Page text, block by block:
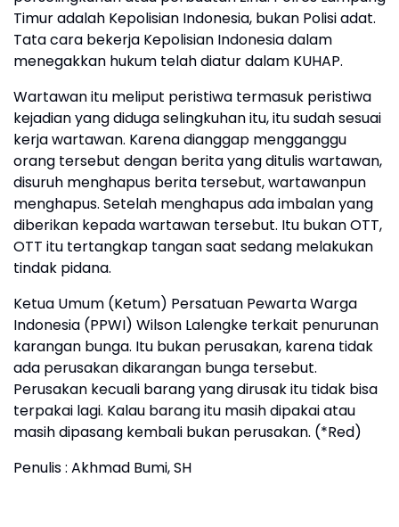
Timur adalah Kepolisian Indonesia, bukan Polisi adat.
Tata cara bekerja Kepolisian Indonesia dalam
menegakkan hukum telah diatur dalam KUHAP.
Wartawan itu meliput peristiwa termasuk peristiwa
kejadian yang diduga selingkuhan itu, itu sudah sesuai
kerja wartawan. Karena dianggap mengganggu
orang tersebut dengan berita yang ditulis wartawan,
disuruh menghapus berita tersebut, wartawanpun
menghapus. Setelah menghapus ada imbalan yang
diberikan kepada wartawan tersebut. Itu bukan OTT,
OTT itu tertangkap tangan saat sedang melakukan
tindak pidana.
Ketua Umum (Ketum) Persatuan Pewarta Warga
Indonesia (PPWI) Wilson Lalengke terkait penurunan
karangan bunga. Itu bukan perusakan, karena tidak
ada perusakan dikarangan bunga tersebut.
Perusakan kecuali barang yang dirusak itu tidak bisa
terpakai lagi. Kalau barang itu masih dipakai atau
masih dipasang kembali bukan perusakan. (*Red)
Penulis : Akhmad Bumi, SH